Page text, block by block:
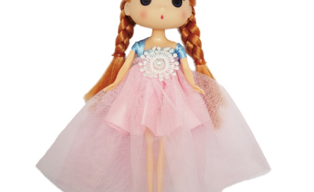
【プリンセスシリーズ】
【第三弾】
【第二弾】